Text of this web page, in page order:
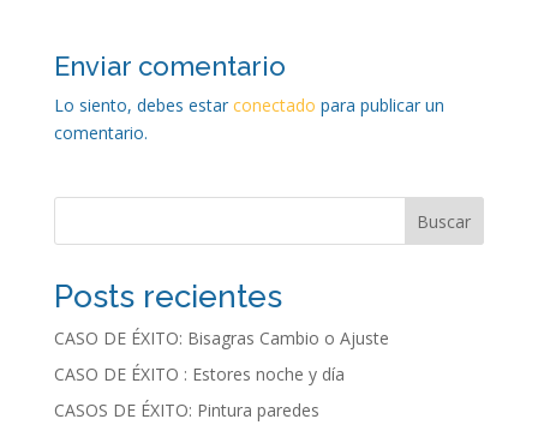
Enviar comentario
Lo siento, debes estar conectado para publicar un
comentario.
Buscar
Posts recientes
CASO DE ÉXITO: Bisagras Cambio o Ajuste
CASO DE ÉXITO : Estores noche y día
CASOS DE ÉXITO: Pintura paredes